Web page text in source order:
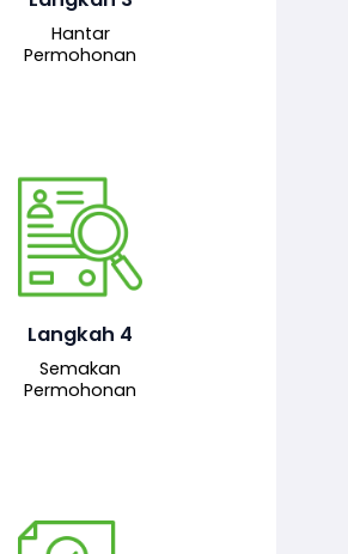
Hantar
Permohonan
Langkah 4
Semakan
Permohonan
penyemak menyemak
yang dikemukakan. Jika
adalah lengkap dan
pegawai pelulus untuk
tindakan seterusnya.